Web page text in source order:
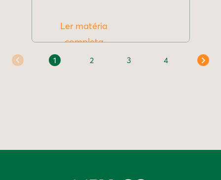
Ler matéria
completa
1 2 3 4